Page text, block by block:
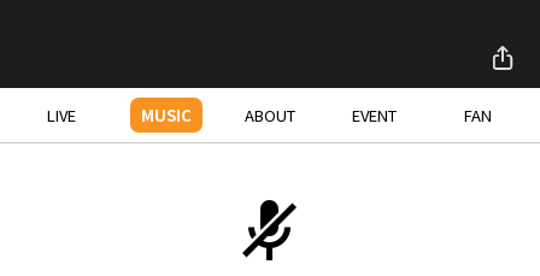
LIVE MUSIC ABOUT EVENT FAN